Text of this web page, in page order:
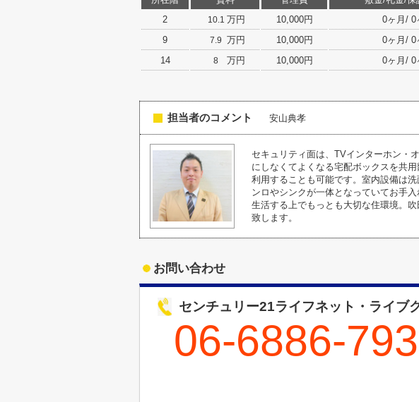
2
10.1 万円 10,000円 0ヶ月/ 0
9
7.9 万円 10,000円 0ヶ月/ 0
14
8 万円 10,000円 0ヶ月/ 0
担当者のコメント 安山典孝
セキュリティ面は、TVインターホン・
にしなくてよくなる宅配ボックスを共
利用することも可能です。室内設備は
ンロやシンクが一体となっていてお手
生活する上でもっとも大切な住環境。
致します。
お問い合わせ
センチュリー21ライフネット・ライブ
06-6886-